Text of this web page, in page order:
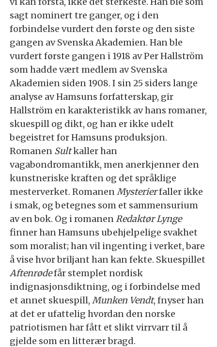
sagt nominert tre ganger, og i den
forbindelse vurdert den første og den siste
gangen av Svenska Akademien. Han ble
vurdert første gangen i 1918 av Per Hallström
som hadde vært medlem av Svenska
Akademien siden 1908. I sin 25 siders lange
analyse av Hamsuns forfatterskap, gir
Hallström en karakteristikk av hans romaner,
skuespill og dikt, og han er ikke udelt
begeistret for Hamsuns produksjon.
Romanen Sultkaller han
vagabondromantikk, men anerkjenner den
kunstneriske kraften og det språklige
mesterverket. RomanenMysterierfaller ikke
i smak, og betegnes som et sammensurium
av en bok. Og i romanenRedaktør Lynge
finner han Hamsuns ubehjelpelige svakhet
som moralist; han vil ingenting i verket, bare
å vise hvor briljant han kan fekte. Skuespillet
Aftenrødefår stemplet nordisk
indignasjonsdiktning, og i forbindelse med
et annet skuespill, Munken Vendt, fnyser han
at det er ufattelig hvordan den norske
patriotismen har fått et slikt virrvarr til å
gjelde som en litterær bragd.